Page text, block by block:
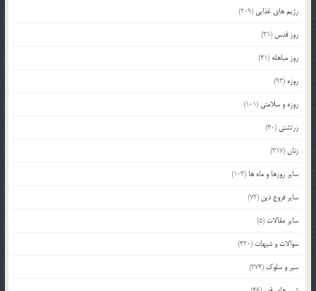
رژیم های غذایی (209)
روز قدس (31)
روز مباهله (41)
روزه (93)
روزه و سلامتی (101)
زرتشتی (40)
زنان(317)
سایر روزها و ماه ها (103)
سایر فروع دین (72)
سایر مقالات (5)
سوالات و شبهات (420)
سیر و سلوک (274)